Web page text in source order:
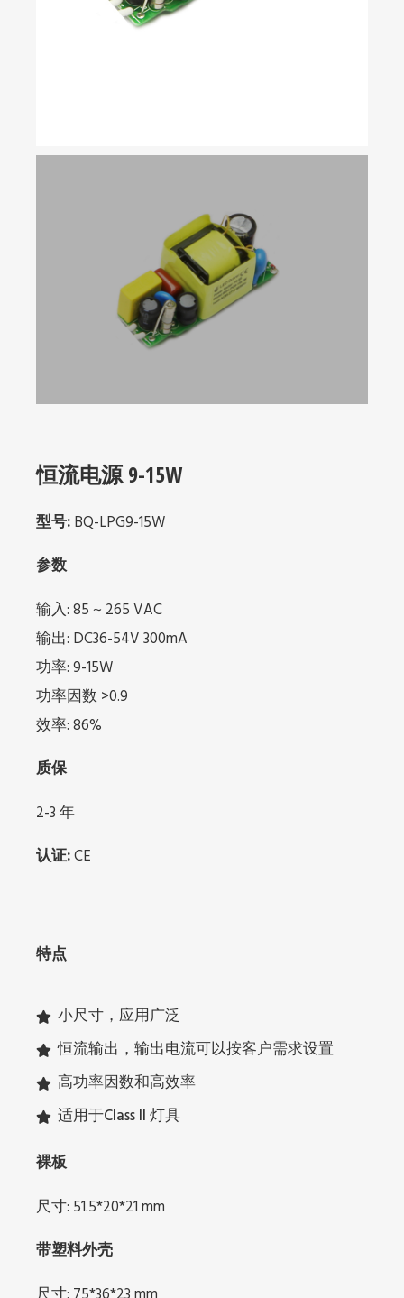
恒流电源 9-15W
型号: BQ-LPG9-15W
参数
输入: 85 ~ 265 VAC
输出: DC36-54V 300mA
功率: 9-15W
功率因数 >0.9
效率: 86%
质保
2-3 年
认证:CE
特点
小尺寸，应用广泛
恒流输出，输出电流可以按客户需求设置
高功率因数和高效率
适用于Class II 灯具
裸板
尺寸: 51.5*20*21 mm
带塑料外壳